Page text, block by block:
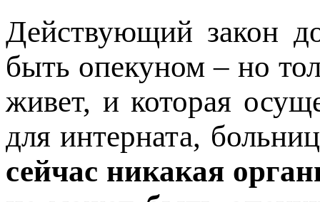
Действующий закон
быть опекуном – но
живет, и которая
для интерната,
сейчас никакая